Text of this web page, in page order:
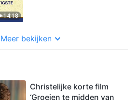
14:18
Meer bekijken
Christelijke korte film
‘Groeien te midden van